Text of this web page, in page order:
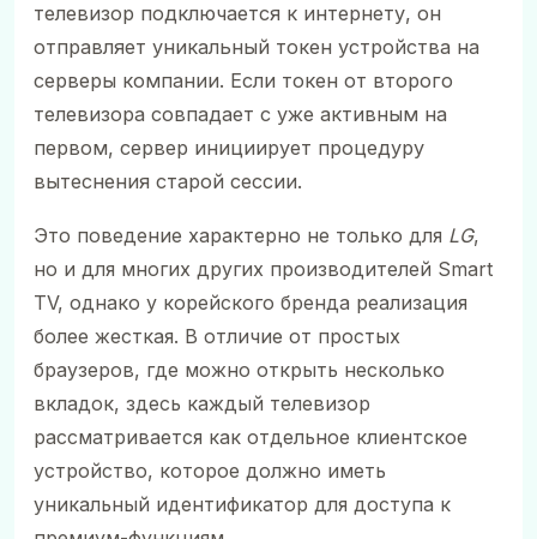
телевизор подключается к интернету, он
отправляет уникальный токен устройства на
серверы компании. Если токен от второго
телевизора совпадает с уже активным на
первом, сервер инициирует процедуру
вытеснения старой сессии.
Это поведение характерно не только для LG,
но и для многих других производителей Smart
TV, однако у корейского бренда реализация
более жесткая. В отличие от простых
браузеров, где можно открыть несколько
вкладок, здесь каждый телевизор
рассматривается как отдельное клиентское
устройство, которое должно иметь
уникальный идентификатор для доступа к